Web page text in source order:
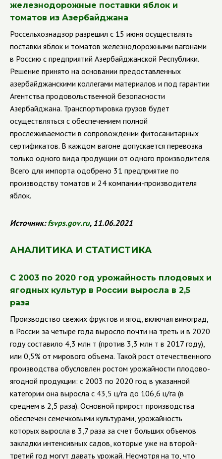
железнодорожные поставки яблок и
томатов из Азербайджана
Россельхознадзор разрешил с 15 июня осуществлять
поставки яблок и томатов железнодорожными вагонами
в Россию с предприятий Азербайджанской Республики.
Решение принято на основании предоставленных
азербайджанскими коллегами материалов и под гарантии
Агентства продовольственной безопасности
Азербайджана. Транспортировка грузов будет
осуществляться с обеспечением полной
прослеживаемости в сопровождении фитосанитарных
сертификатов. В каждом вагоне допускается перевозка
только одного вида продукции от одного производителя.
Всего для импорта одобрено 31 предприятие по
производству томатов и 24 компании-производителя
яблок.
Источник:fsvps.gov.ru, 11.06.2021
АНАЛИТИКА И СТАТИСТИКА
С 2003 по 2020 год урожайность плодовых и
ягодных культур в России выросла в 2,5
раза
Производство свежих фруктов и ягод, включая виноград,
в России за четыре года выросло почти на треть и в 2020
году составило 4,3 млн т (против 3,3 млн т в 2017 году),
или 0,5% от мирового объема. Такой рост отечественного
производства обусловлен ростом урожайности плодово-
ягодной продукции: с 2003 по 2020 год в указанной
категории она выросла с 43,5 ц/га до 106,6 ц/га (в
среднем в 2,5 раза). Основной прирост производства
обеспечен семечковыми культурами, урожайность
которых выросла в 3,7 раза за счет больших объемов
закладки интенсивных садов, которые уже на второй-
третий год могут давать урожай. Несмотря на то, что